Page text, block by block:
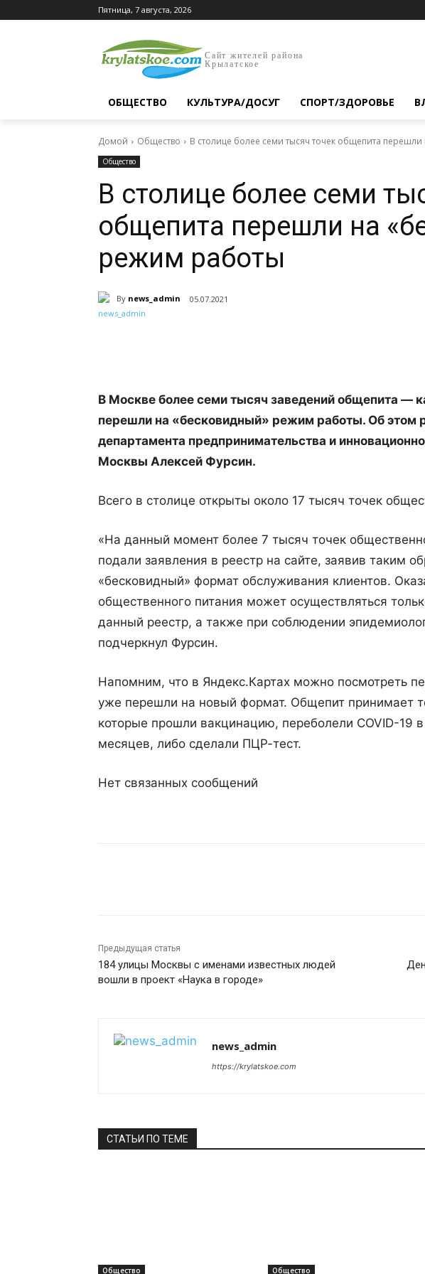
Пятница, 7 августа, 2026
Сайт жителей района
Крылатское
ОБЩЕСТВО КУЛЬТУРА/ДОСУГ СПОРТ/ЗДОРОВЬЕ
Домой Общество В столице более семи тысяч точек общепита
Общество
В столице более семи
общепита перешли на
режим работы
By news_admin 05.07.2021
В Москве более семи тысяч заведений общепита —
перешли на «бесковидный» режим работы. Об этом
департамента предпринимательства и
Москвы Алексей Фурсин.
Всего в столице открыты около 17 тысяч точек
«На данный момент более 7 тысяч точек
подали заявления в реестр на сайте, заявив таким
«бесковидный» формат обслуживания клиентов.
общественного питания может осуществляться
данный реестр, а также при соблюдении
подчеркнул Фурсин.
Напомним, что в Яндекс.Картах можно посмотреть
уже перешли на новый формат. Общепит принимает
которые прошли вакцинацию, переболели COVID-19
месяцев, либо сделали ПЦР-тест.
Нет связанных сообщений
Предыдущая статья
184 улицы Москвы с именами известных людей
вошли в проект «Наука в городе»
news_admin
https://krylatskoe.com
СТАТЬИ ПО ТЕМЕ
Общество Общество